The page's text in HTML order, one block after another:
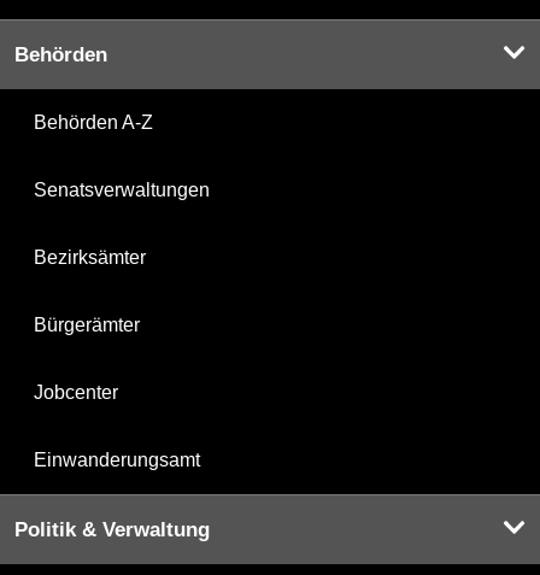
Behörden
Behörden A-Z
Senatsverwaltungen
Bezirksämter
Bürgerämter
Jobcenter
Einwanderungsamt
Politik & Verwaltung